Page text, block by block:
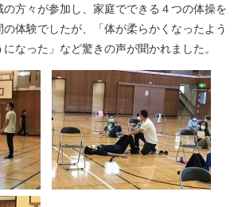
の方々が参加し、家庭でできる４つの体操を
体験でしたが、「体が柔らかくなったよう
なった」など驚きの声が聞かれました。